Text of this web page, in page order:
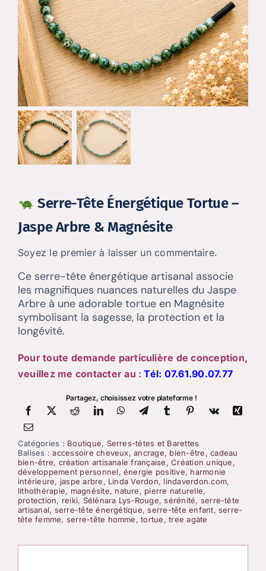
Serre-Tête Énergétique Tortue –
Jaspe Arbre & Magnésite
Soyez le premier à laisser un commentaire.
Ce serre-tête énergétique artisanal associe
les magnifiques nuances naturelles du Jaspe
Arbre à une adorable tortue en Magnésite
symbolisant la sagesse, la protection et la
longévité.
Pour toute demande particulière de conception,
veuillez me contacter au :Tél: 07.61.90.07.77
Partagez, choisissez votre plateforme !
Catégories : Boutique, Serres-tétes et Barettes
Balises :accessoire cheveux,ancrage, bien-être,cadeau
bien-être, création artisanale française,Création unique,
développement personnel,énergie positive, harmonie
intérieure, jaspe arbre, Linda Verdon, lindaverdon.com,
lithothérapie, magnésite, nature, pierre naturelle,
protection, reiki, Sélénara Lys-Rouge, sérénité, serre-tête
artisanal, serre-tête énergétique, serre-tête enfant, serre-
tête femme, serre-tête homme,tortue,tree agate